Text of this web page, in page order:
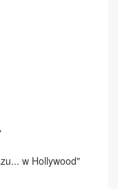
w Hollywood"